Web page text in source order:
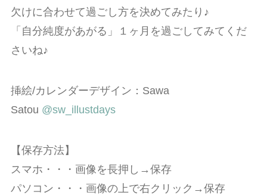
欠けに合わせて過ごし方を決めてみたり♪
「自分純度があがる」１ヶ月を過ごしてみてくだ
さいね♪
挿絵/カレンダーデザイン：Sawa
Satou @sw_illustdays
【保存方法】
スマホ・・・画像を長押し→保存
パソコン・・・画像の上で右クリック→保存